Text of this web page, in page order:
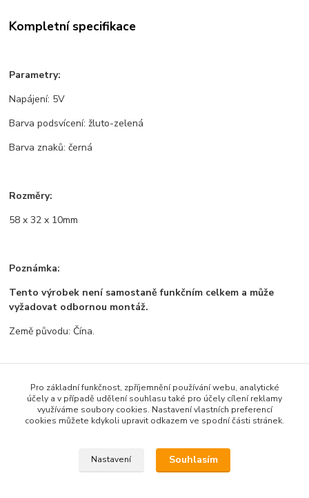
Kompletní specifikace
Parametry:
Napájení: 5V
Barva podsvícení: žluto-zelená
Barva znaků: černá
Rozměry:
58 x 32 x 10mm
Poznámka:
Tento výrobek není samostaně funkčním celkem a může
vyžadovat odbornou montáž.
Země původu: Čína.
Zboží zařazeno v kategoriích
Všechno zboží
Pro základní funkčnost, zpříjemnění používání webu, analytické
účely a v případě udělení souhlasu také pro účely cílení reklamy
využíváme soubory cookies. Nastavení vlastních preferencí
cookies můžete kdykoli upravit odkazem ve spodní části stránek.
Nastavení Souhlasím